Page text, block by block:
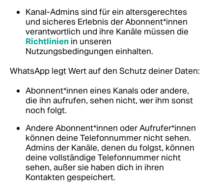
Kanal-Admins sind für ein altersgerechtes
und sicheres Erlebnis der Abonnent*innen
verantwortlich und ihre Kanäle müssen die
Richtlinien in unseren
Nutzungsbedingungen einhalten.
WhatsApp legt Wert auf den Schutz deiner Daten:
Abonnent*innen eines Kanals oder andere,
die ihn aufrufen, sehen nicht, wer ihm sonst
noch folgt.
Andere Abonnent*innen oder Aufrufer*innen
können deine Telefonnummer nicht sehen.
Admins der Kanäle, denen du folgst, können
deine vollständige Telefonnummer nicht
sehen, außer sie haben dich in ihren
Kontakten gespeichert.